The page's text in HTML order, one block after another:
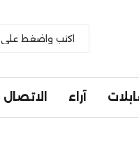
آراء الاتصال